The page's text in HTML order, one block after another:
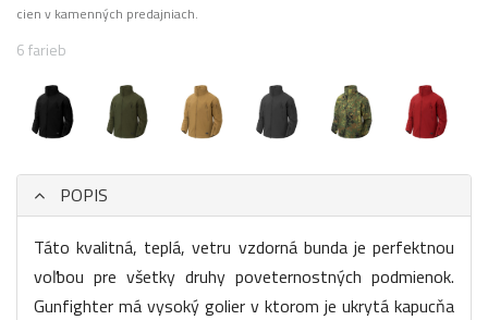
cien v kamenných predajniach.
6 farieb
POPIS
Táto kvalitná, teplá, vetru vzdorná bunda je perfektnou
voľbou pre všetky druhy poveternostných podmienok.
Gunfighter má vysoký golier v ktorom je ukrytá kapucňa